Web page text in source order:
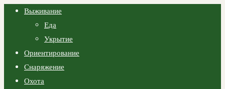
Выживание
Еда
Укрытие
Ориентирование
Снаряжение
Охота